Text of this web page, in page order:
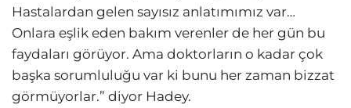
Hastalardan gelen sayısız anlatımımız var…
Onlara eşlik eden bakım verenler de her gün bu
faydaları görüyor. Ama doktorların o kadar çok
başka sorumluluğu var ki bunu her zaman bizzat
görmüyorlar.” diyor Hadey.